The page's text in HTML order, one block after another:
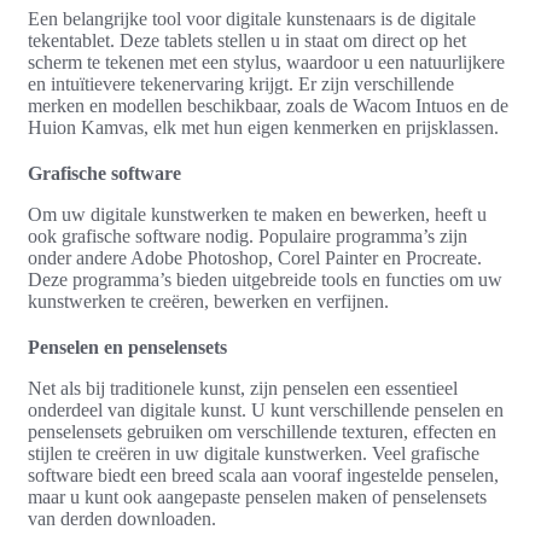
Een belangrijke tool voor digitale kunstenaars is de digitale
tekentablet. Deze tablets stellen u in staat om direct op het
scherm te tekenen met een stylus, waardoor u een natuurlijkere
en intuïtievere tekenervaring krijgt. Er zijn verschillende
merken en modellen beschikbaar, zoals de Wacom Intuos en de
Huion Kamvas, elk met hun eigen kenmerken en prijsklassen.
Grafische software
Om uw digitale kunstwerken te maken en bewerken, heeft u
ook grafische software nodig. Populaire programma’s zijn
onder andere Adobe Photoshop, Corel Painter en Procreate.
Deze programma’s bieden uitgebreide tools en functies om uw
kunstwerken te creëren, bewerken en verfijnen.
Penselen en penselensets
Net als bij traditionele kunst, zijn penselen een essentieel
onderdeel van digitale kunst. U kunt verschillende penselen en
penselensets gebruiken om verschillende texturen, effecten en
stijlen te creëren in uw digitale kunstwerken. Veel grafische
software biedt een breed scala aan vooraf ingestelde penselen,
maar u kunt ook aangepaste penselen maken of penselensets
van derden downloaden.